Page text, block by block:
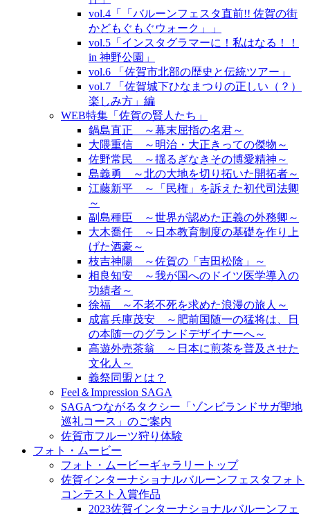
vol.4「「バルーンフェスタ直前!! 佐賀の街
かどもぐもぐウォーク」」
vol.5「インスタグラマーに！私はなる！！
in 神野公園」
vol.6 「佐賀市北部の歴史と伝統ツアー」
vol.7 「佐賀城下ひなまつりの正しい（？）
楽しみ方」編
WEB特集「佐賀の賢人たち」
鍋島直正 ～幕末屈指の名君～
大隈重信 ～明治・大正きっての傑物～
佐野常民 ～揺るぎなきその博愛精神～
島義勇 ～北の大地を切り拓いた開拓者～
江藤新平 ～「民権」を訴えた初代司法卿
～
副島種臣 ～世界が認めた正義の外務卿～
大木喬任 ～日本教育制度の基礎を作り上
げた酒豪～
枝吉神陽 ～佐賀の「吉田松陰」～
相良知安 ～我が国へのドイツ医学導入の
功績者～
徐福 ～不老不死を求めた浪漫の旅人～
成富兵庫茂安 ～肥前国随一の猛将は、日
の本随一のグランドデザイナーへ～
高遊外売茶翁 ～日本に煎茶を普及させた
文化人～
義祭同盟とは？
Feel＆Impression SAGA
SAGAつながるタクシー「ゾンビランドサガ聖地
巡礼コース」のご案内
佐賀市フルーツ狩り体験
フォト・ムービー
フォト・ムービーギャラリートップ
佐賀インターナショナルバルーンフェスタフォト
コンテスト入賞作品
2023佐賀インターナショナルバルーンフェ